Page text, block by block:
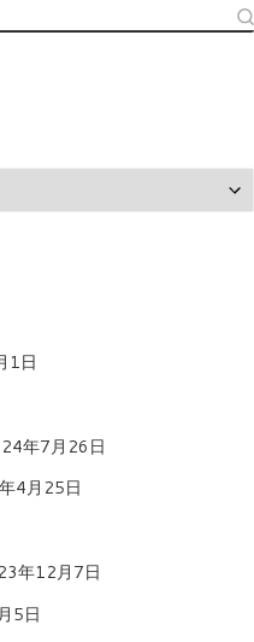
1日
年7月26日
4月25日
年12月7日
5日